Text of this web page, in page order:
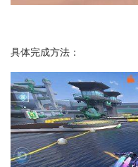
具体完成方法：